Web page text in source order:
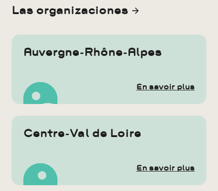
Las organizaciones
Auvergne-Rhône-Alpes
En savoir plus
Centre-Val de Loire
En savoir plus